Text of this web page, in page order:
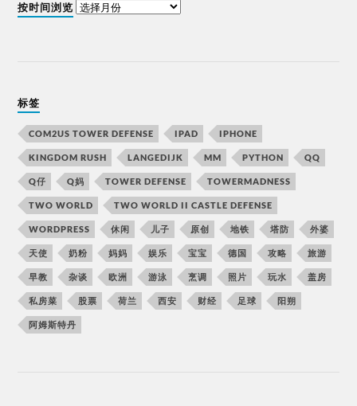
按时间浏览
标签
COM2US TOWER DEFENSE IPAD IPHONE
KINGDOM RUSH LANGEDIJK MM PYTHON QQ
Q仔 Q妈 TOWER DEFENSE TOWERMADNESS
TWO WORLD TWO WORLD II CASTLE DEFENSE
WORDPRESS 休闲 儿子 原创 地铁 塔防 外婆
天使 奶粉 妈妈 娱乐 宝宝 德国 攻略 旅游
早教 杂谈 欧洲 游泳 烹调 照片 玩水 盖房
私房菜 股票 荷兰 西安 财经 足球 阳朔
阿姆斯特丹